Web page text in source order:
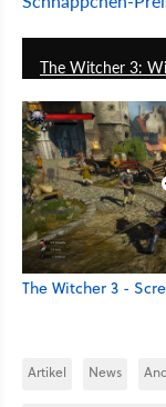
The Witcher 3:
The Witcher 3 -
Artikel News